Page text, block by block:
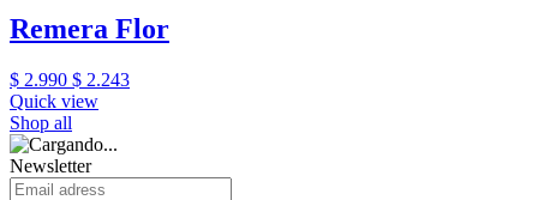
Remera Flor
$ 2.990 $ 2.243
Quick view
Shop all
Newsletter